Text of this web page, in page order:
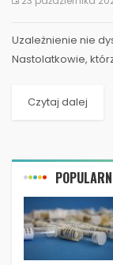
Uzależnienie nie
Nastolatkowie,
Czytaj dalej